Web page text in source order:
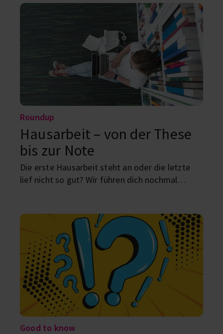
Roundup
Hausarbeit – von der These
bis zur Note
Die erste Hausarbeit steht an oder die letzte
lief nicht so gut? Wir führen dich nochmal
Good to know